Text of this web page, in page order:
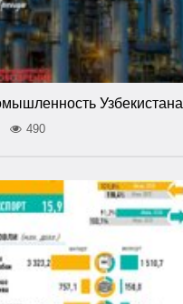
Узбекистана
490